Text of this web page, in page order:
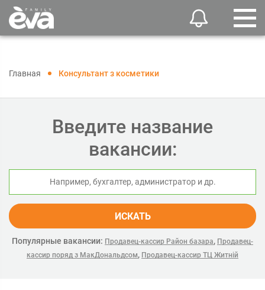
Главная Консультант з косметики
Введите название
вакансии:
ИСКАТЬ
Популярные вакансии: Продавец-кассир Район базара, Продавец-
кассир поряд з МакДональдсом, Продавец-кассир ТЦ Житній